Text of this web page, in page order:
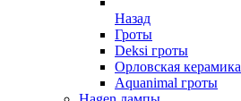
Назад
Гроты
Deksi гроты
Орловская
Aquanimal гроты